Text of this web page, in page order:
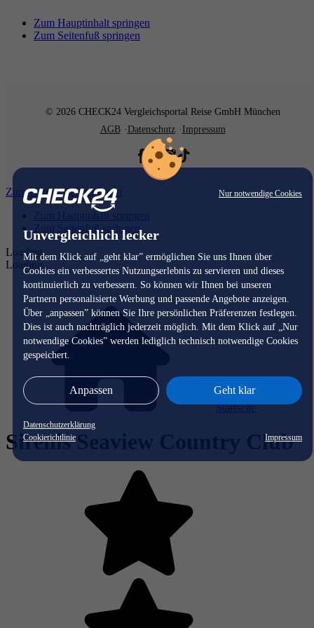
Nur notwendige Cookies
Unvergleichlich lecker
Mit dem Klick auf „geht klar” ermöglichen Sie uns Ihnen über
Cookies ein verbessertes Nutzungserlebnis zu servieren und dieses
kontinuierlich zu verbessern. So können wir Ihnen bei unseren
Partnern personalisierte Werbung und passende Angebote anzeigen.
Über „anpassen” können Sie Ihre persönlichen Präferenzen festlegen.
Dies ist auch nachträglich jederzeit möglich. Mit dem Klick auf „Nur
notwendige Cookies” werden lediglich technisch notwendige Cookies
gespeichert.
Anpassen Geht klar
Datenschutzerklärung
Cookierichtlinie
Impressum
Zum Hauptinhalt springen
Zum Seitenfuß springen
© 2026 CHECK24 Vergleichsportal Reise GmbH München
AGB
Datenschutz Impressum
Zum Hauptinhalt springen
Zum Hauptinhalt springen
Zum Seitenfuß springen
Loading...
Loading...
Startseite
Sirenis Seaview Country Club